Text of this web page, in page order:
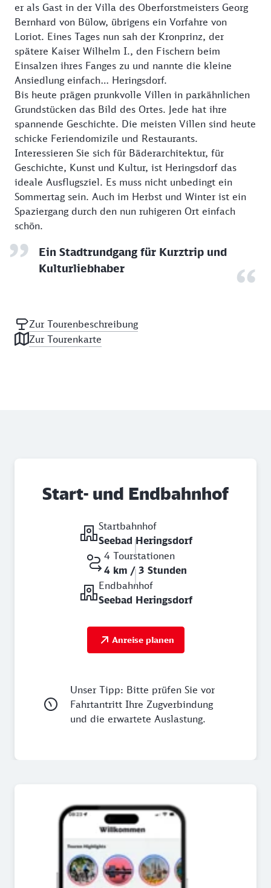
er als Gast in der Villa des Oberforstmeisters Georg
Bernhard von Bülow, übrigens ein Vorfahre von
Loriot. Eines Tages nun sah der Kronprinz, der
spätere Kaiser Wilhelm I., den Fischern beim
Einsalzen ihres Fanges zu und nannte die kleine
Ansiedlung einfach… Heringsdorf.
Bis heute prägen prunkvolle Villen in parkähnlichen
Grundstücken das Bild des Ortes. Jede hat ihre
spannende Geschichte. Die meisten Villen sind heute
schicke Feriendomizile und Restaurants.
Interessieren Sie sich für Bäderarchitektur, für
Geschichte, Kunst und Kultur, ist Heringsdorf das
ideale Ausflugsziel. Es muss nicht unbedingt ein
Sommertag sein. Auch im Herbst und Winter ist ein
Spaziergang durch den nun ruhigeren Ort einfach
schön.
Ein Stadtrundgang für Kurztrip und
Kulturliebhaber
Zur Tourenbeschreibung
Zur Tourenkarte
Start- und Endbahnhof
Startbahnhof
Seebad Heringsdorf
4 Tourstationen
4 km / 3 Stunden
Endbahnhof
Seebad Heringsdorf
Anreise planen
Unser Tipp: Bitte prüfen Sie vor
Fahrtantritt Ihre Zugverbindung
und die erwartete Auslastung.